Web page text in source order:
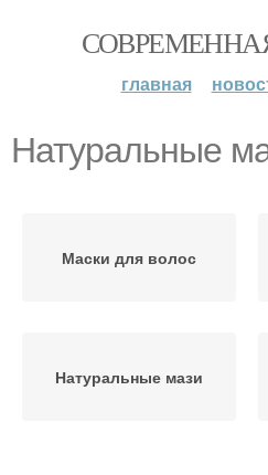
главная
Натуральные
Маски для волос
Натуральные мази